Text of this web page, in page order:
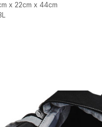
x 22cm x 44cm
Black / Black / Metallic Silver
Sastav